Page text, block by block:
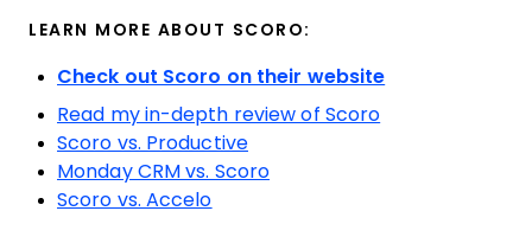
LEARN MORE ABOUT SCORO:
Check out Scoro on their website
Read my in-depth review of Scoro
Scoro vs. Productive
Monday CRM vs. Scoro
Scoro vs. Accelo